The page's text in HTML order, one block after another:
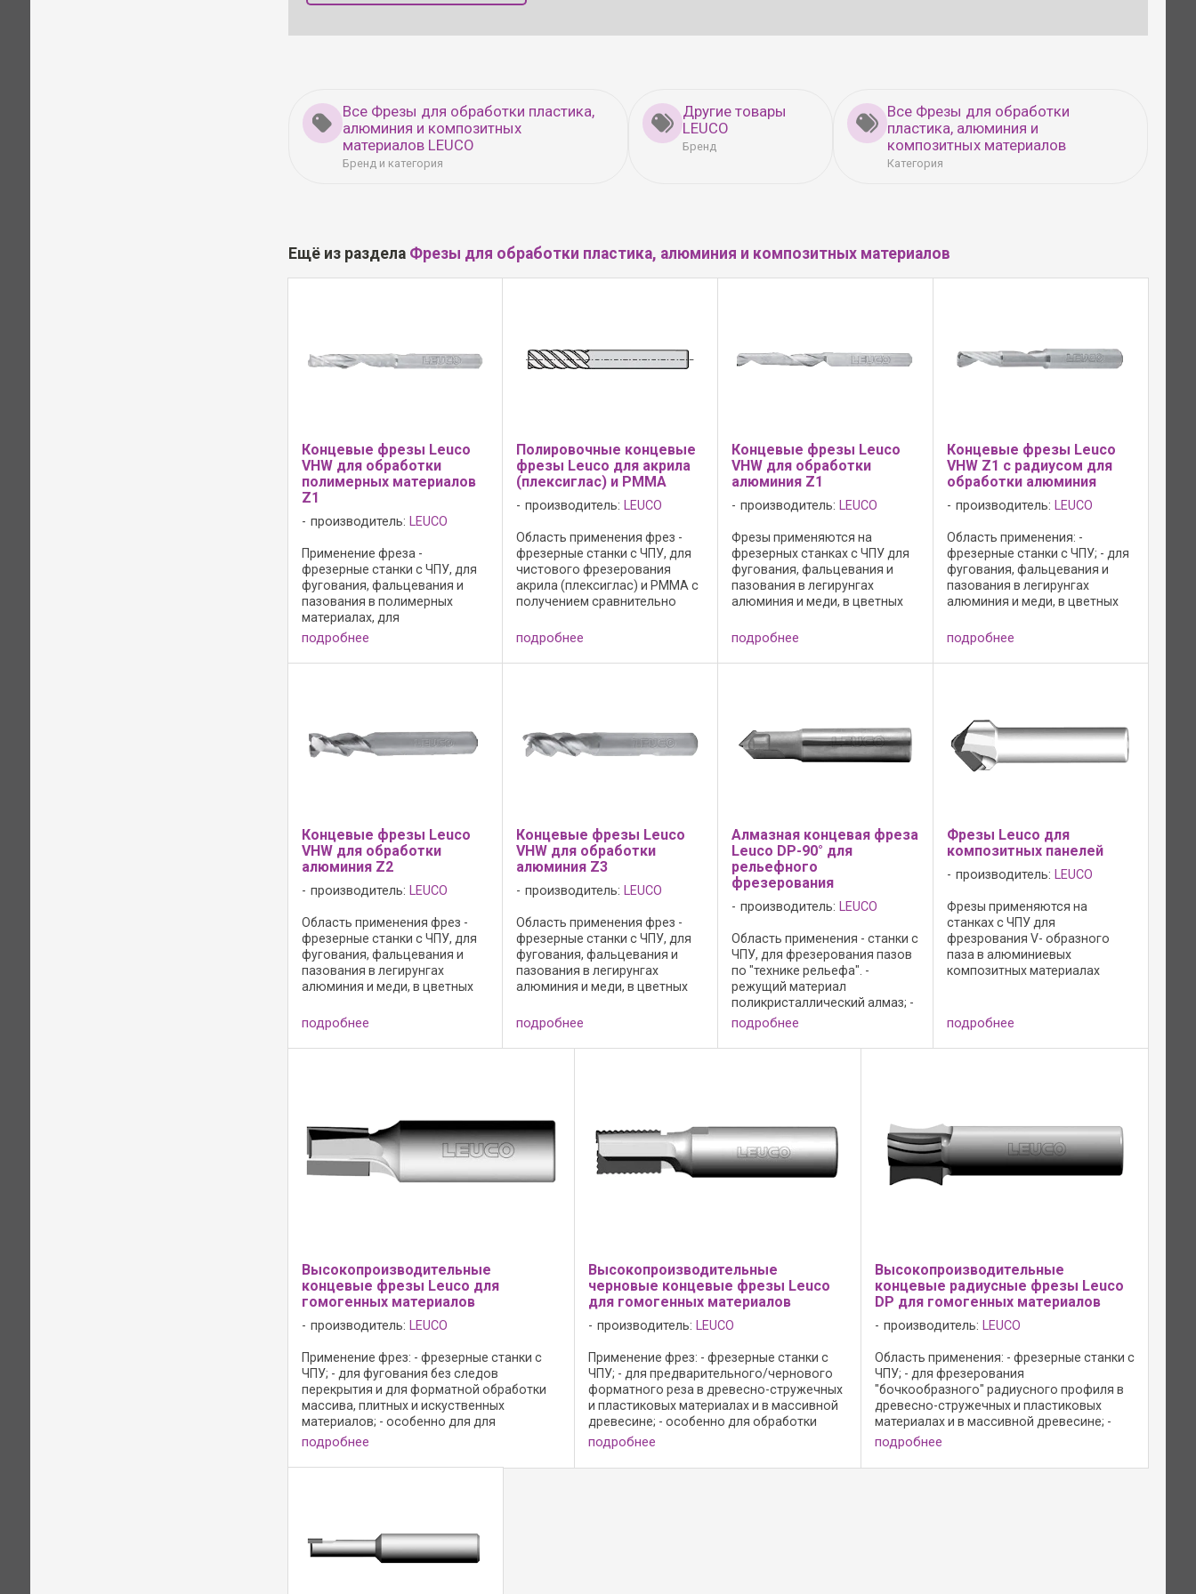
Все Фрезы для обработки пластика,
алюминия и композитных
материалов LEUCO
Бренд и категория
Другие товары
LEUCO
Бренд
Все Фрезы для обработки
пластика, алюминия и
композитных материалов
Категория
Ещё из раздела Фрезы для обработки пластика, алюминия и композитных материалов
Концевые фрезы Leuco
VHW для обработки
полимерных материалов
Z1
производитель: LEUCO
Применение фреза -
фрезерные станки с ЧПУ, для
фугования, фальцевания и
пазования в полимерных
материалах, для
засверливания при
одновременной подаче по оси
z и по оси x или y.
подробнее
Полировочные концевые
фрезы Leuco для акрила
(плексиглас) и PMMA
производитель: LEUCO
Область применения фрез -
фрезерные станки с ЧПУ, для
чистового фрезерования
акрила (плексиглас) и РММА с
получением сравнительно
Внимание : эти инструменты не
предназначены для
форматирования или раскроя,
подробнее
Концевые фрезы Leuco
VHW для обработки
алюминия Z1
производитель: LEUCO
Фрезы применяются на
фрезерных станках с ЧПУ для
фугования, фальцевания и
пазования в легирунгах
алюминия и меди, в цветных
при одновременной подаче по
оси z и по оси x или y: -
положительное кручение
подробнее
Концевые фрезы Leuco
VHW Z1 с радиусом для
обработки алюминия
производитель: LEUCO
Область применения: -
фрезерные станки с ЧПУ; - для
фугования, фальцевания и
пазования в легирунгах
алюминия и меди, в цветных
подходит для пазования в
алюминии; - для
засверливания при
подробнее
Концевые фрезы Leuco
VHW для обработки
алюминия Z2
производитель: LEUCO
Область применения фрез -
фрезерные станки с ЧПУ, для
фугования, фальцевания и
пазования в легирунгах
алюминия и меди, в цветных
при одновременной подаче по
оси z и по оси x или y.
Конструкция: - положительное
подробнее
Концевые фрезы Leuco
VHW для обработки
алюминия Z3
производитель: LEUCO
Область применения фрез -
фрезерные станки с ЧПУ, для
фугования, фальцевания и
пазования в легирунгах
алюминия и меди, в цветных
при одновременной подаче по
оси z и по оси x или y.
Особенности конструкции: -
подробнее
Алмазная концевая фреза
Leuco DP-90° для
рельефного
фрезерования
производитель: LEUCO
Область применения - станки с
ЧПУ, для фрезерования пазов
по "технике рельефа". -
режущий материал
поликристаллический алмаз; -
исполнение Topline; - зона
заточки 2 мм. Преимущества: -
очень большой рабочий
подробнее
Фрезы Leuco для
композитных панелей
производитель: LEUCO
Фрезы применяются на
станках с ЧПУ для
фрезрования V- образного
паза в алюминиевых
композитных материалах
материал
поликристаллический алмаз; -
исполнение Topline; - зона
подробнее
Высокопроизводительные
концевые фрезы Leuco для
гомогенных материалов
производитель: LEUCO
Применение фрез: - фрезерные станки с
ЧПУ; - для фугования без следов
перекрытия и для форматной обработки
массива, плитных и искуственных
материалов; - особенно для для
обработки гомогенных пластиковых плит
(из искуственного материала) типа ( ...
подробнее
Высокопроизводительные
черновые концевые фрезы Leuco
для гомогенных материалов
производитель: LEUCO
Применение фрез: - фрезерные станки с
ЧПУ; - для предварительного/чернового
форматного реза в древесно-стружечных
и пластиковых материалах и в массивной
древесине; - особенно для обработки
полимерных материалов (например, Trespa
Corian, Varicor, LG ...
подробнее
Высокопроизводительные
концевые радиусные фрезы Leuco
DP для гомогенных материалов
производитель: LEUCO
Область применения: - фрезерные станки с
ЧПУ; - для фрезерования
"бочкообразного" радиусного профиля в
древесно-стружечных и пластиковых
материалах и в массивной древесине; -
особенно для обработки полимерных
материалов (например, Trespa Corian, ...
подробнее